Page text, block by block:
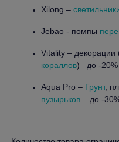
Xilong –
Jebao - помпы
Vitality – декорации
кораллов)– до -20%
Aqua Pro – Грунт,
пузырьков – до -